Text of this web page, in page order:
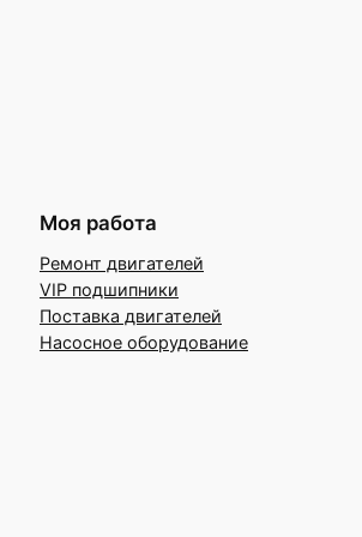
Моя работа
Ремонт двигателей
VIP подшипники
Поставка двигателей
Насосное оборудование